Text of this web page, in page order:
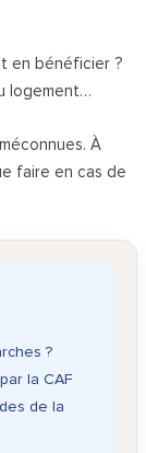
en bénéficier ?
logement…
À
faire en cas de
?
la CAF
de la